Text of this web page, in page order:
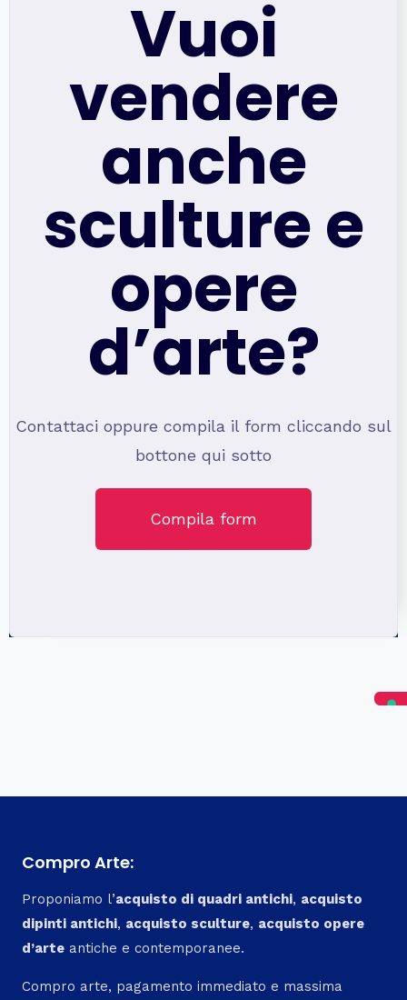
Vuoi
vendere
anche
sculture e
opere
d’arte?
Contattaci oppure compila il form cliccando sul
bottone qui sotto
Compila form
Compro Arte:
Proponiamo l’acquisto di quadri antichi, acquisto
dipinti antichi, acquisto sculture, acquisto opere
d’arte antiche e contemporanee.
Compro arte, pagamento immediato e massima